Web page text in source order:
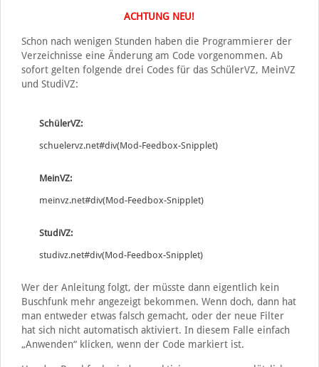
ACHTUNG NEU!
Schon nach wenigen Stunden haben die Programmierer der
Verzeichnisse eine Änderung am Code vorgenommen. Ab
sofort gelten folgende drei Codes für das SchülerVZ, MeinVZ
und StudiVZ:
SchülerVZ:
schuelervz.net#div(Mod-Feedbox-Snipplet)
MeinVZ:
meinvz.net#div(Mod-Feedbox-Snipplet)
StudiVZ:
studivz.net#div(Mod-Feedbox-Snipplet)
Wer der Anleitung folgt, der müsste dann eigentlich kein
Buschfunk mehr angezeigt bekommen. Wenn doch, dann hat
man entweder etwas falsch gemacht, oder der neue Filter
hat sich nicht automatisch aktiviert. In diesem Falle einfach
„Anwenden“ klicken, wenn der Code markiert ist.